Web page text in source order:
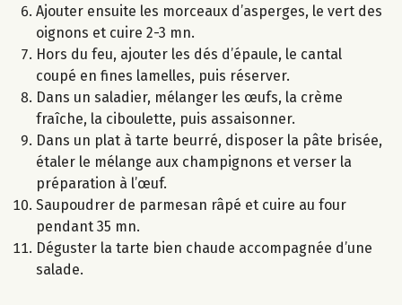
Ajouter ensuite les morceaux d’asperges, le vert des
oignons et cuire 2-3 mn.
Hors du feu, ajouter les dés d’épaule, le cantal
coupé en fines lamelles, puis réserver.
Dans un saladier, mélanger les œufs, la crème
fraîche, la ciboulette, puis assaisonner.
Dans un plat à tarte beurré, disposer la pâte brisée,
étaler le mélange aux champignons et verser la
préparation à l’œuf.
Saupoudrer de parmesan râpé et cuire au four
pendant 35 mn.
Déguster la tarte bien chaude accompagnée d’une
salade.